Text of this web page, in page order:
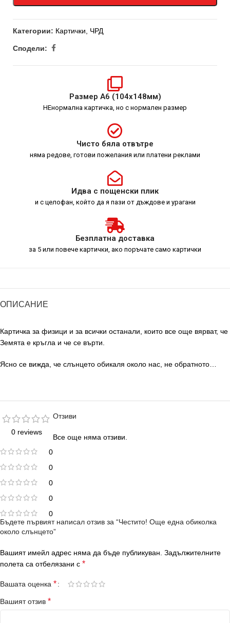
Категории: Картички ЧРД
Сподели:
Размер А6 (104х148мм)
НЕнормална картичка, но с нормален размер
Чисто бяла отвътре
няма редове, готови пожелания или платени реклами
Идва с пощенски плик
и с целофан, който да я пази от дъждове и урагани
Безплатна доставка
за 5 или повече картички, ако поръчате само картички
ОПИСАНИЕ
Картичка за физици и за всички останали, които все още вярват, че
Земята е кръгла и че се върти.
Ясно се вижда, че слънцето обикаля около нас, не обратното…
0 reviews
0
0
0
0
0
Отзиви
Все още няма отзиви.
Бъдете първият написал отзив за “Честито! Още една обиколка
около слънцето”
Вашият имейл адрес няма да бъде публикуван. Задължителните
полета са отбелязани с *
Вашата оценка *
Вашият отзив *